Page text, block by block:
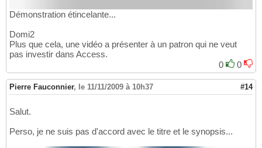
Démonstration étincelante...
Domi2
Plus que cela, une vidéo a présenter à un patron qui ne veut
pas investir dans Access.
0
0
Pierre Fauconnier, le 11/11/2009 à 10h37 #14
Salut.
Perso, je ne suis pas d'accord avec le titre et le synopsis...